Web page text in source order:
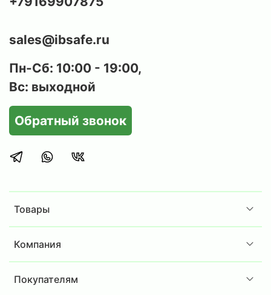
Товары
Компания
Покупателям
sales@ibsafe.ru
Пн-Сб: 10:00 - 19:00,
Вс: выходной
Обратный звонок